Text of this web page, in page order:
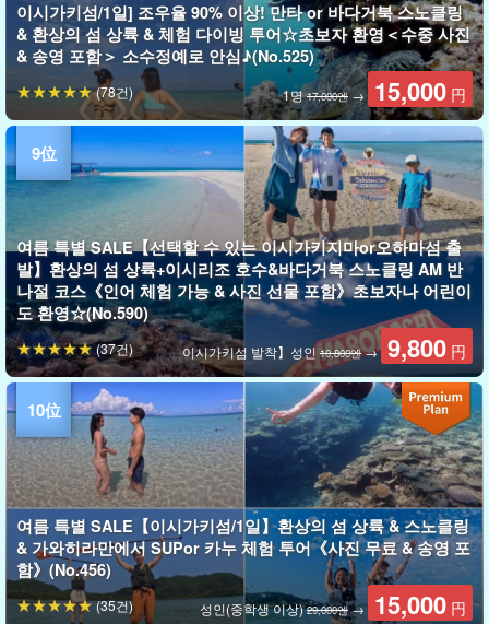
이시가키섬/1일] 조우율 90% 이상! 만타 or 바다거북 스노클링
& 환상의 섬 상륙 & 체험 다이빙 투어☆초보자 환영＜수중 사진
& 송영 포함＞ 소수정예로 안심♪(No.525)
1명17,000엔→ 15,000 円
(78건)
여름 특별 SALE【선택할 수 있는 이시가키지마or오하마섬 출
발】환상의 섬 상륙+이시리조 호수&바다거북 스노클링 AM 반
나절 코스《인어 체험 가능 & 사진 선물 포함》초보자나 어린이
도 환영☆(No.590)
이시가키섬 발착】성인10,800엔→ 9,800 円
(37건)
여름 특별 SALE【이시가키섬/1일】환상의 섬 상륙 & 스노클링
& 가와히라만에서 SUPor 카누 체험 투어《사진 무료 & 송영 포
함》(No.456)
성인(중학생 이상)29,000엔→ 15,000 円
(35건)